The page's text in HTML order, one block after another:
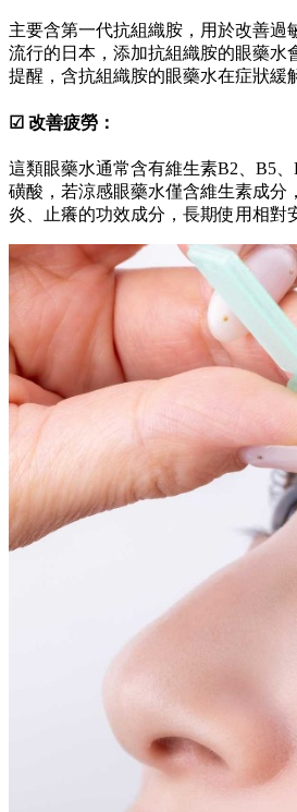
主要含第一代抗組織胺，用於改善過
流行的日本，添加抗組織胺的眼藥水
提醒，含抗組織胺的眼藥水在症狀緩
☑ 改善疲勞：
這類眼藥水通常含有維生素B2、B5
磺酸，若涼感眼藥水僅含維生素成分
炎、止癢的功效成分，長期使用相對